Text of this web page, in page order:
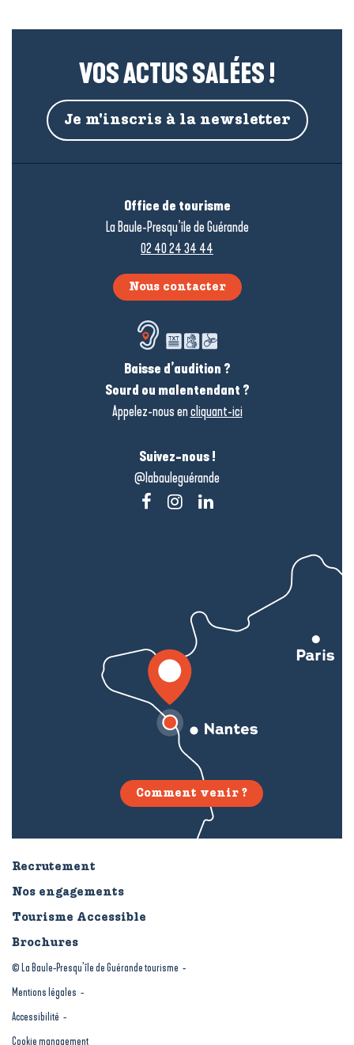
VOS ACTUS SALÉES !
Je m'inscris à la newsletter
Office de tourisme
La Baule-Presqu’île de Guérande
02 40 24 34 44
Nous contacter
Baisse d’audition ?
Sourd ou malentendant ?
Appelez-nous encliquant-ici
Suivez-nous !
@labauleguérande
Comment venir ?
Recrutement
Nos engagements
Tourisme Accessible
Brochures
© La Baule-Presqu’île de Guérande tourisme
Mentions légales
Accessibilité
Cookie management